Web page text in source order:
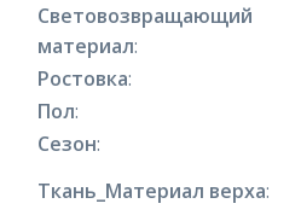
Световозвращающий
материал:
Ростовка:
Пол:
Сезон:
Ткань_Материал верха: